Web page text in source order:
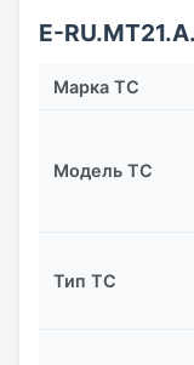
E-
Марка ТС
Модель ТС
Тип ТС